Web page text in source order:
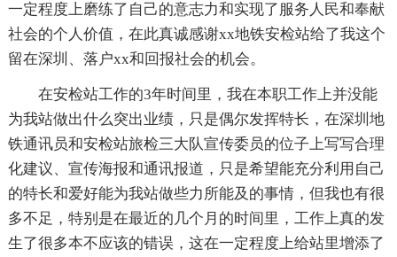
一定程度上磨练了自己的意志力和实现了服务人民和奉献
社会的个人价值，在此真诚感谢xx地铁安检站给了我这个
留在深圳、落户xx和回报社会的机会。
在安检站工作的3年时间里，我在本职工作上并没能
为我站做出什么突出业绩，只是偶尔发挥特长，在深圳地
铁通讯员和安检站旅检三大队宣传委员的位子上写写合理
化建议、宣传海报和通讯报道，只是希望能充分利用自己
的特长和爱好能为我站做些力所能及的事情，但我也有很
多不足，特别是在最近的几个月的时间里，工作上真的发
生了很多本不应该的错误，这在一定程度上给站里增添了